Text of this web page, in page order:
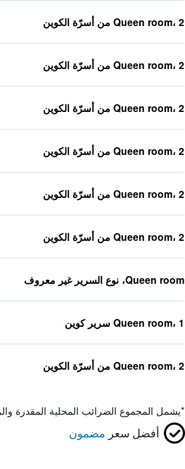
Queen room، 2 من أسرّة الكوين
Queen room، 2 من أسرّة الكوين
Queen room، 2 من أسرّة الكوين
Queen room، 2 من أسرّة الكوين
Queen room، 2 من أسرّة الكوين
Queen room، 2 من أسرّة الكوين
Queen room، نوع السرير غير معروف
Queen room، 1 سرير كوين
Queen room، 2 من أسرّة الكوين
*يشمل المجموع الضرائب المحلية المقدرة
أفضل سعر مضمون